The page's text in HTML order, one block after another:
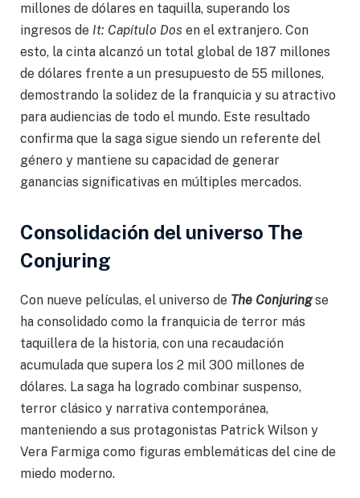
millones de dólares en taquilla, superando los
ingresos de It: Capítulo Dos en el extranjero. Con
esto, la cinta alcanzó un total global de 187 millones
de dólares frente a un presupuesto de 55 millones,
demostrando la solidez de la franquicia y su atractivo
para audiencias de todo el mundo. Este resultado
confirma que la saga sigue siendo un referente del
género y mantiene su capacidad de generar
ganancias significativas en múltiples mercados.
Consolidación del universo The
Conjuring
Con nueve películas, el universo de The Conjuringse
ha consolidado como la franquicia de terror más
taquillera de la historia, con una recaudación
acumulada que supera los 2 mil 300 millones de
dólares. La saga ha logrado combinar suspenso,
terror clásico y narrativa contemporánea,
manteniendo a sus protagonistas Patrick Wilson y
Vera Farmiga como figuras emblemáticas del cine de
miedo moderno.